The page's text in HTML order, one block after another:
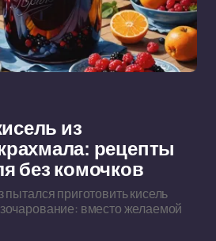
из
рецепты
без комочков
пытался приготовить кисель
вместо желаемой